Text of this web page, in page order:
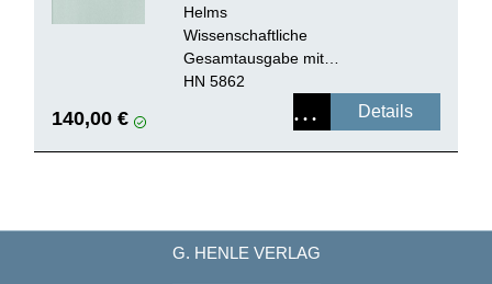
Klaviers
Helms
Wissenschaftliche
Gesamtausgabe mit
Kritischem Bericht, Leinen
HN 5862
140,00 € Details
G. HENLE VERLAG